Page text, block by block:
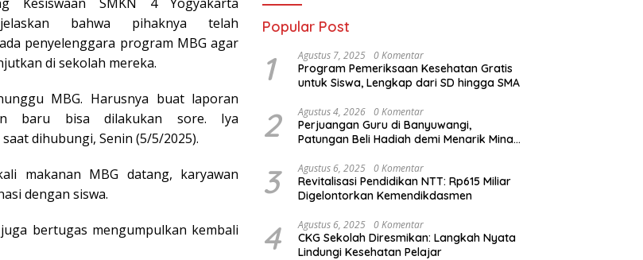
bahwa pihaknya telah
penyelenggara program MBG agar
di sekolah mereka.
MBG. Harusnya buat laporan
baru bisa dilakukan sore. Iya
dihubungi, Senin (5/5/2025).
makanan MBG datang, karyawan
dengan siswa.
bertugas mengumpulkan kembali
Popular Post
1 Agustus 7, 2025 0 Komentar
Program Pemeriksaan Kesehatan Gratis
untuk Siswa, Lengkap dari SD hingga SMA
2 Agustus 4, 2026 0 Komentar
Perjuangan Guru di Banyuwangi,
Patungan Beli Hadiah demi Menarik Minat
3 Agustus 6, 2025 0 Komentar
Revitalisasi Pendidikan NTT: Rp615 Miliar
Digelontorkan Kemendikdasmen
4 Agustus 6, 2025 0 Komentar
CKG Sekolah Diresmikan: Langkah Nyata
Lindungi Kesehatan Pelajar